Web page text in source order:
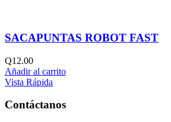
SACAPUNTAS ROBOT FAST
Q12.00
Añadir al carrito
Vista Rápida
Contáctanos